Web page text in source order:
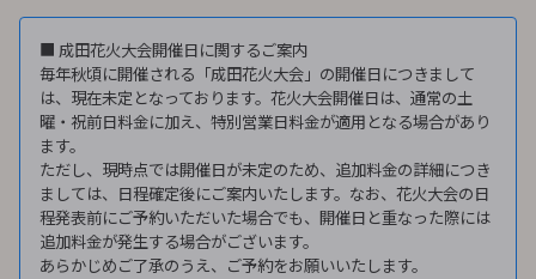
■ 成田花火大会開催日に関するご案内
毎年秋頃に開催される「成田花火大会」の開催日につきまして
は、現在未定となっております。花火大会開催日は、通常の土
曜・祝前日料金に加え、特別営業日料金が適用となる場合があり
ます。
ただし、現時点では開催日が未定のため、追加料金の詳細につき
ましては、日程確定後にご案内いたします。なお、花火大会の日
程発表前にご予約いただいた場合でも、開催日と重なった際には
追加料金が発生する場合がございます。
あらかじめご了承のうえ、ご予約をお願いいたします。